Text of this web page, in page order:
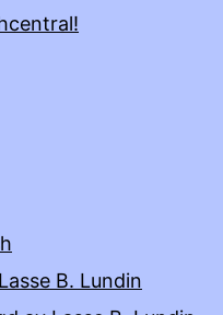
B. Lundin